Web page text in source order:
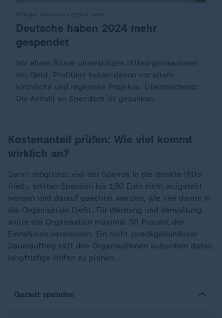
:Deutsche haben 2024 mehr
gespendet
Vor allem Ältere unterstützen Hilfsorganisationen
mit Geld. Profitiert haben davon vor allem
kirchliche und regionale Projekte. Überraschend:
Die Anzahl an Spendern ist gesunken.
Kostenanteil prüfen: Wie viel kommt
wirklich an?
Damit möglichst viel der Spende in die direkte Hilfe
fließt, sollten Spenden bis 150 Euro nicht aufgeteilt
werden und darauf geachtet werden, wie viel davon in
die Organisation fließt. Für Werbung und Verwaltung
sollte die Organisation maximal 30 Prozent der
Einnahmen verwenden. Ein nicht zweckgebundener
Dauerauftrag hilft den Organisationen außerdem dabei,
langfristige Hilfen zu planen.
Gezielt spenden